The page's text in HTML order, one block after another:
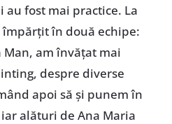
fost mai practice. La
în două echipe:
am învățat mai
despre diverse
apoi să și punem în
alături de Ana Maria